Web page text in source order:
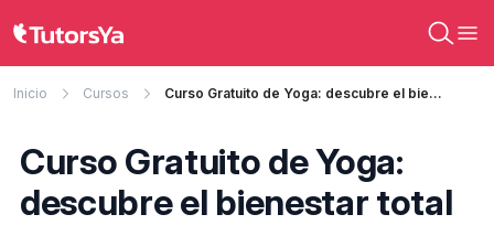
Inicio Cursos Curso Gratuito de Yoga: descubre el bienestar total
Curso Gratuito de Yoga:
descubre el bienestar total